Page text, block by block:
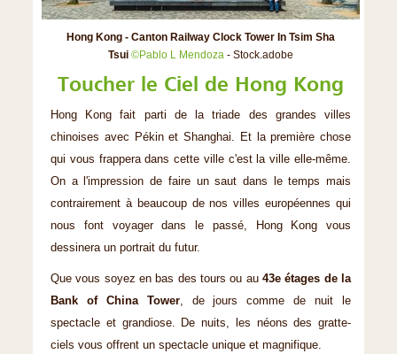
Hong Kong - Canton Railway Clock Tower In Tsim Sha
Tsui ©Pablo L Mendoza - Stock.adobe
Toucher le Ciel de Hong Kong
Hong Kong fait parti de la triade des grandes villes
chinoises avec Pékin et Shanghai. Et la première chose
qui vous frappera dans cette ville c'est la ville elle-même.
On a l'impression de faire un saut dans le temps mais
contrairement à beaucoup de nos villes européennes qui
nous font voyager dans le passé, Hong Kong vous
dessinera un portrait du futur.
Que vous soyez en bas des tours ou au 43e étages de la
Bank of China Tower, de jours comme de nuit le
spectacle et grandiose. De nuits, les néons des gratte-
ciels vous offrent un spectacle unique et magnifique.